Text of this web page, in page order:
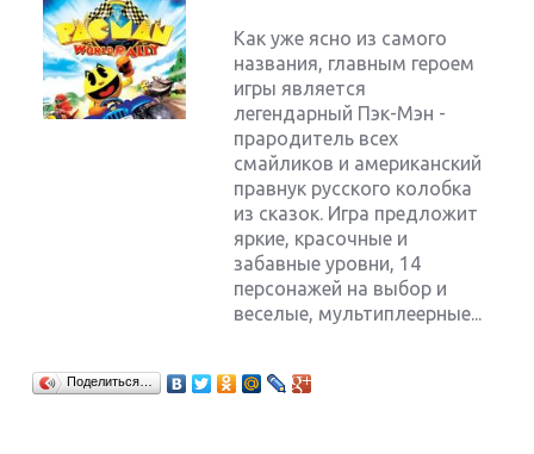
Как уже ясно из самого
названия, главным героем
игры является
легендарный Пэк-Мэн -
прародитель всех
смайликов и американский
правнук русского колобка
из сказок. Игра предложит
яркие, красочные и
забавные уровни, 14
персонажей на выбор и
веселые, мультиплеерные...
Поделиться…